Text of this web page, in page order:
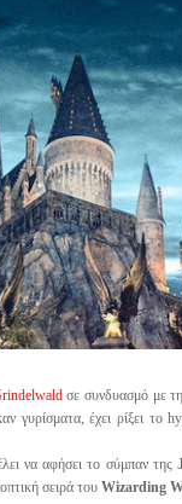
σε συνδυασμό με
γυρίσματα, έχει ρίξει το
να αφήσει το σύμπαν της
σειρά του Wizarding